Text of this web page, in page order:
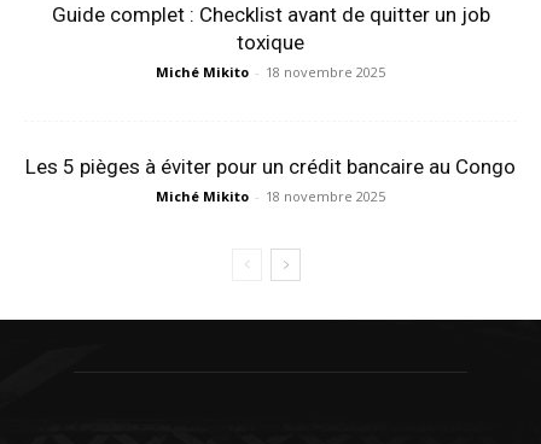
Guide complet : Checklist avant de quitter un job
toxique
Miché Mikito - 18 novembre 2025
Les 5 pièges à éviter pour un crédit bancaire au Congo
Miché Mikito - 18 novembre 2025